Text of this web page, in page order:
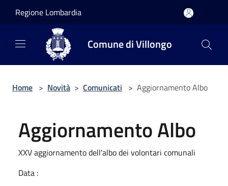
Regione Lombardia
Comune di Villongo
Home > Novità > Comunicati > Aggiornamento Albo
Aggiornamento Albo
XXV aggiornamento dell'albo dei volontari comunali
Data :